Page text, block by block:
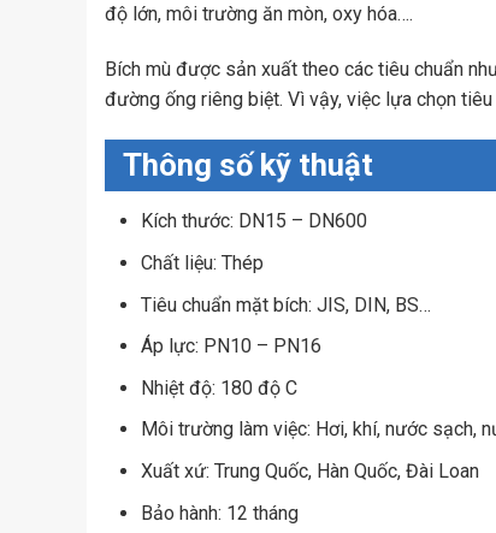
độ lớn, môi trường ăn mòn, oxy hóa….
Bích mù được sản xuất theo các tiêu chuẩn
đường ống riêng biệt. Vì vậy, việc lựa chọn
Thông số kỹ thuật
Kích thước: DN15 – DN600
Chất liệu: Thép
Tiêu chuẩn mặt bích: JIS, DIN, BS…
Áp lực: PN10 – PN16
Nhiệt độ: 180 độ C
Môi trường làm việc: Hơi, khí, nước sạch,
Xuất xứ: Trung Quốc, Hàn Quốc, Đài Loan
Bảo hành: 12 tháng